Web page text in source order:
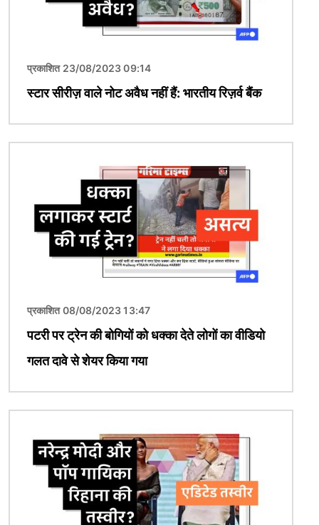
प्रकाशित 23/08/2023 09:14
स्टार सीरीज़ वाले नोट अवैध नहीं हैं: भारतीय रिज़र्व बैंक
प्रकाशित 08/08/2023 13:47
पटरी पर ट्रेन की बोगियों को धक्का देते लोगों का वीडियो
गलत दावे से शेयर किया गया